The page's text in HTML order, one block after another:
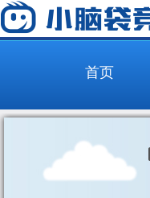
首页